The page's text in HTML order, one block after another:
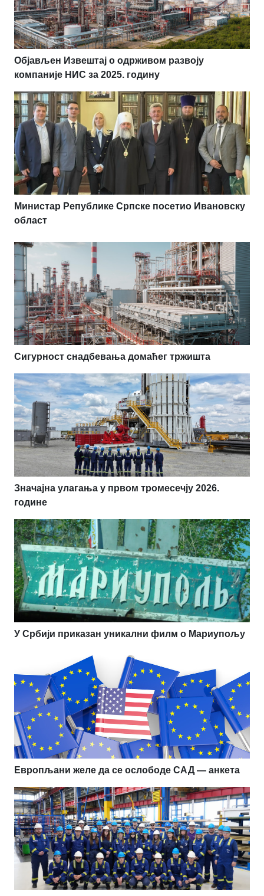
Објављен Извештај о одрживом развоју
компаније НИС за 2025. годину
Министар Републике Српске посетио Ивановску
област
Сигурност снадбевања домаћег тржишта
Значајна улагања у првом тромесечју 2026.
године
У Србији приказан уникални филм о Мариупољу
Европљани желе да се ослободе САД — анкета